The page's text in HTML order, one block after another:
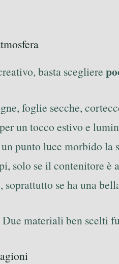
basta scegliere
foglie secche,
un tocco estivo e
punto luce morbido la
solo se il contenitore è
soprattutto se ha una
materiali ben scelti